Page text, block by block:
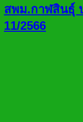
สพม.กาฬสินธ์ุ
11/2566